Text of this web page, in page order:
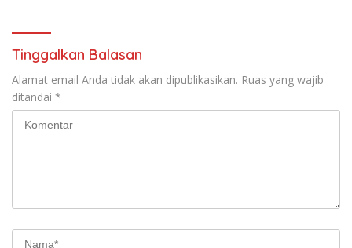
Tinggalkan Balasan
Alamat email Anda tidak akan dipublikasikan. Ruas yang wajib
ditandai *